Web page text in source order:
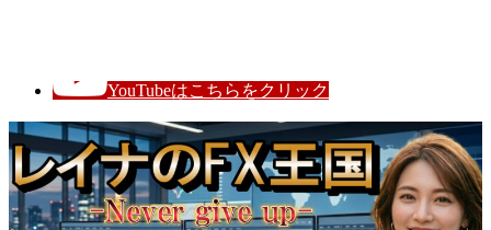
YouTubeはこちらをクリック